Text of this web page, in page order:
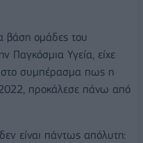
βάση ομάδες του
Παγκόσμια Υγεία, είχε
στο συμπέρασμα πως η
2022, προκάλεσε πάνω από
είναι πάντως απόλυτη: